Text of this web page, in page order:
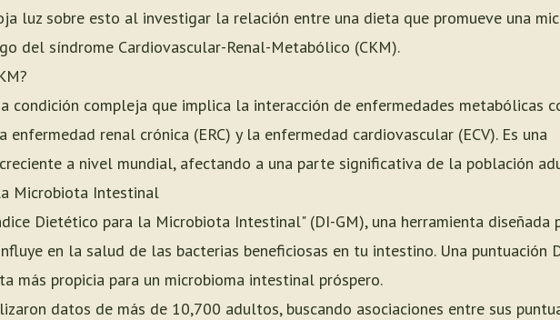
luz sobre esto al investigar la relación entre una dieta que promueve una
del síndrome Cardiovascular-Renal-Metabólico (CKM).
condición compleja que implica la interacción de enfermedades metabólicas
renal crónica (ERC) y la enfermedad cardiovascular (ECV). Es una
a nivel mundial, afectando a una parte significativa de la población
Microbiota Intestinal
Dietético para la Microbiota Intestinal" (DI-GM), una herramienta diseñada
en la salud de las bacterias beneficiosas en tu intestino. Una puntuación
más propicia para un microbioma intestinal próspero.
datos de más de 10,700 adultos, buscando asociaciones entre sus